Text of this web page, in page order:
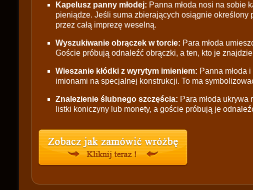
Kapelusz panny młodej: Panna młoda nosi na sobie
pieniądze. Jeśli suma zbierających osiągnie określony
przez całą imprezę weselną.
Wyszukiwanie obrączek w torcie: Para młoda
Goście próbują odnaleźć obrączki, a ten, kto je
Wieszanie kłódki z wyrytym imieniem: Panna młoda
imionami na specjalnej konstrukcji. To ma
Znalezienie ślubnego szczęścia: Para młoda
listki koniczyny lub monety, a goście próbują je